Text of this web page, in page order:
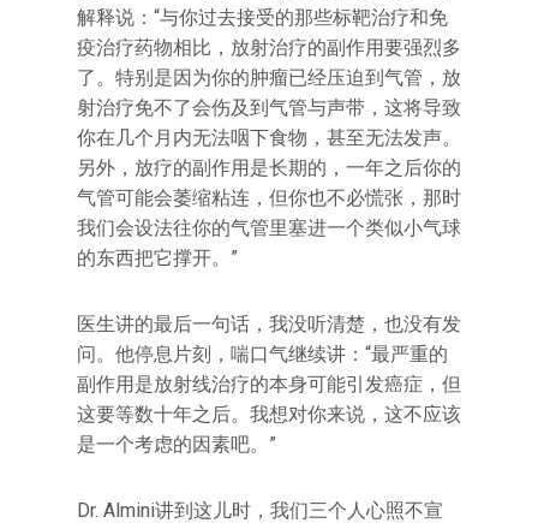
解释说：‌‌“与你过去接受的那些标靶治疗和免
疫治疗药物相比，放射治疗的副作用要强烈多
了。特别是因为你的肿瘤已经压迫到气管，放
射治疗免不了会伤及到气管与声带，这将导致
你在几个月内无法咽下食物，甚至无法发声。
另外，放疗的副作用是长期的，一年之后你的
气管可能会萎缩粘连，但你也不必慌张，那时
我们会设法往你的气管里塞进一个类似小气球
的东西把它撑开。‌‌”
医生讲的最后一句话，我没听清楚，也没有发
问。他停息片刻，喘口气继续讲：‌‌“最严重的
副作用是放射线治疗的本身可能引发癌症，但
这要等数十年之后。我想对你来说，这不应该
是一个考虑的因素吧。‌‌”
Dr. Almini讲到这儿时，我们三个人心照不宣